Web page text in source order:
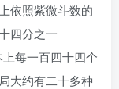
依照紫微斗数的
四分之一
上每一百四十四个
大约有二十多种